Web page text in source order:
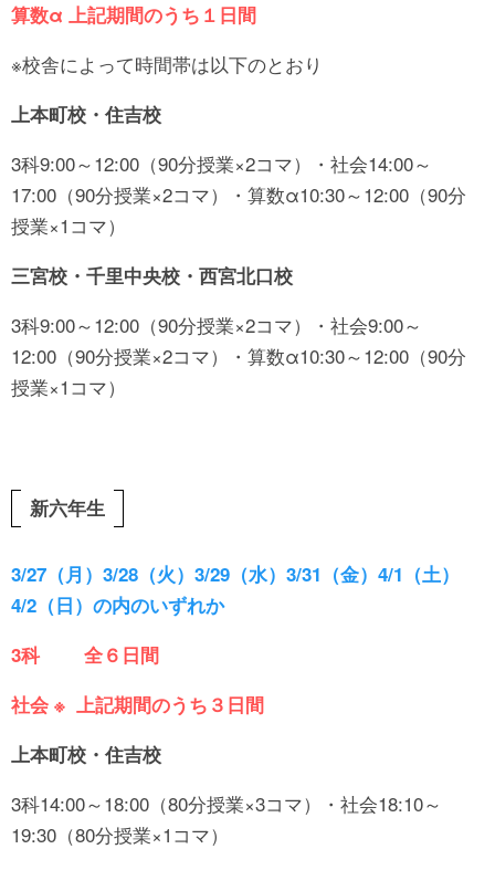
算数α 上記期間のうち１日間
※校舎によって時間帯は以下のとおり
上本町校・住吉校
3科9:00～12:00（90分授業×2コマ）・社会14:00～
17:00（90分授業×2コマ）・算数α10:30～12:00（90分
授業×1コマ）
三宮校・千里中央校・西宮北口校
3科9:00～12:00（90分授業×2コマ）・社会9:00～
12:00（90分授業×2コマ）・算数α10:30～12:00（90分
授業×1コマ）
新六年生
3/27（月）3/28（火）3/29（水）3/31（金）4/1（土）
4/2（日）の内のいずれか
3科 全６日間
社会 ※ 上記期間のうち３日間
上本町校・住吉校
3科14:00～18:00（80分授業×3コマ）・社会18:10～
19:30（80分授業×1コマ）